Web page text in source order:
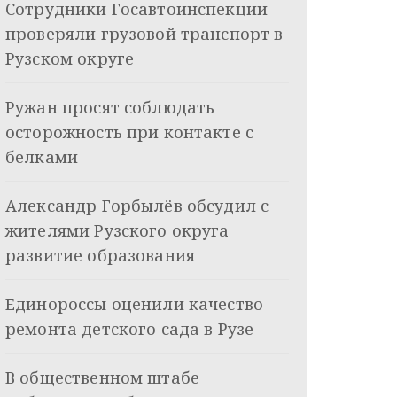
Сотрудники Госавтоинспекции
проверяли грузовой транспорт в
Рузском округе
Ружан просят соблюдать
осторожность при контакте с
белками
Александр Горбылёв обсудил с
жителями Рузского округа
развитие образования
Единороссы оценили качество
ремонта детского сада в Рузе
В общественном штабе